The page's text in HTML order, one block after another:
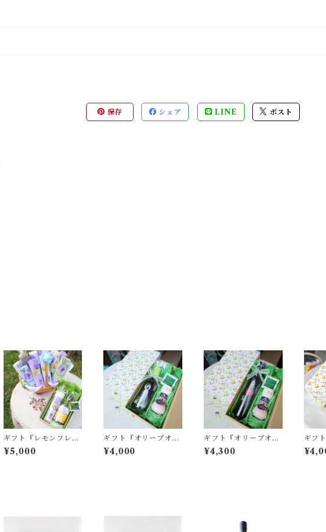
保存 シェア LINE ポスト
ギフト『レモンフレー
バーオイル & キッチン
タオル』
¥5,000
ギフト『オリーブオイ
ル(マイルド)&ミル付
き岩塩』
¥4,000
ギフト『オリーブオイ
ル(ミディアム)&ミル
付き岩塩』
¥4,300
ギフ
ル(マ
くペ